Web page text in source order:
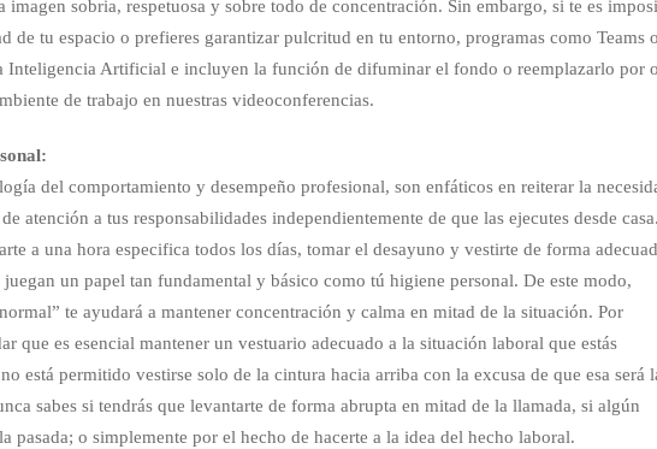
imagen sobria, respetuosa y sobre todo de concentración. Sin embargo, si te es
de tu espacio o prefieres garantizar pulcritud en tu entorno, programas como Teams o
Inteligencia Artificial e incluyen la función de difuminar el fondo o reemplazarlo por
de trabajo en nuestras videoconferencias.
del comportamiento y desempeño profesional, son enfáticos en reiterar la
atención a tus responsabilidades independientemente de que las ejecutes desde casa.
a una hora especifica todos los días, tomar el desayuno y vestirte de forma
un papel tan fundamental y básico como tú higiene personal. De este modo,
te ayudará a mantener concentración y calma en mitad de la situación. Por
que es esencial mantener un vestuario adecuado a la situación laboral que estás
está permitido vestirse solo de la cintura hacia arriba con la excusa de que esa será
sabes si tendrás que levantarte de forma abrupta en mitad de la llamada, si algún
pasada; o simplemente por el hecho de hacerte a la idea del hecho laboral.